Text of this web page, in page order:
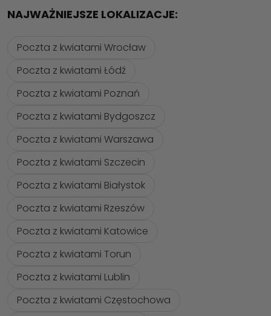
NAJWAŻNIEJSZE LOKALIZACJE:
Poczta z kwiatami Wrocław
Poczta z kwiatami Łódź
Poczta z kwiatami Poznań
Poczta z kwiatami Bydgoszcz
Poczta z kwiatami Warszawa
Poczta z kwiatami Szczecin
Poczta z kwiatami Białystok
Poczta z kwiatami Rzeszów
Poczta z kwiatami Katowice
Poczta z kwiatami Torun
Poczta z kwiatami Lublin
Poczta z kwiatami Częstochowa